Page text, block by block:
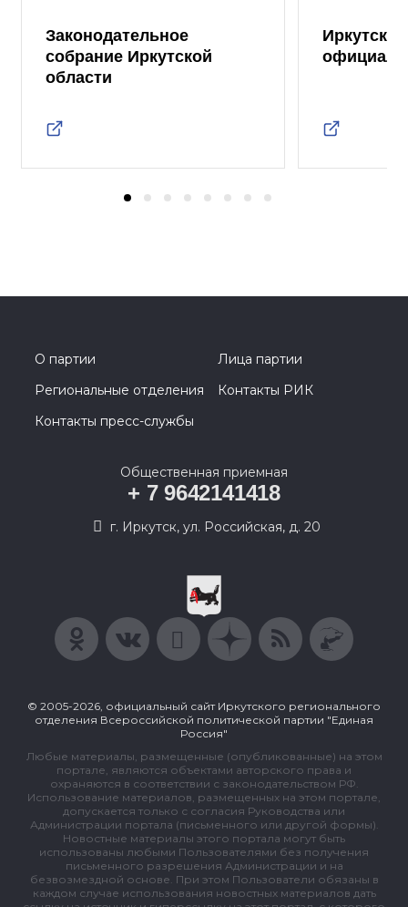
Законодательное
собрание Иркутской
области
О партии
Лица партии
Региональные отделения
Контакты РИК
Контакты пресс-службы
Общественная приемная
+ 7 9642141418
г. Иркутск, ул. Российская, д. 20
© 2005-2026, официальный сайт Иркутского регионального
отделения Всероссийской политической партии "Единая
Россия"
Любые материалы, размещенные (опубликованные) на этом
портале, являются объектами авторского права и
охраняются в соответствии с законодательством РФ.
Использование материалов, размещенных на этом портале,
допускается только с согласия Руководства или
Администрации портала (письменного или другой формы).
Новостные материалы этого портала могут быть
использованы любыми Пользователями без получения
письменного разрешения Администрации и на
безвозмездной основе. При этом Пользователи обязаны в
каждом случае использования новостных материалов дать